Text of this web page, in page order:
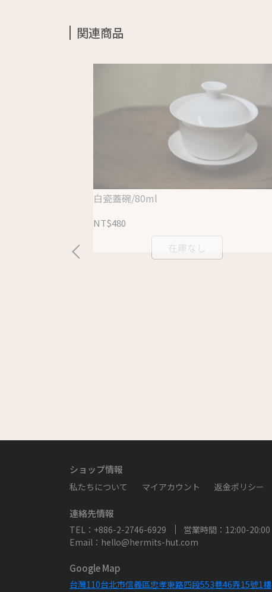
関連商品
白瓷蓋碗/80ml
NT$480
在庫なし
ショップ情報
私たちについて マイアカウント 返金ポリシー
連絡先情報
TEL：+886-2-2746-6929
営業時間：12:00-20:00
Email：hello@hermits-hut.com
Google Map
台灣110台北市信義區忠孝東路四段553巷46弄15號1樓